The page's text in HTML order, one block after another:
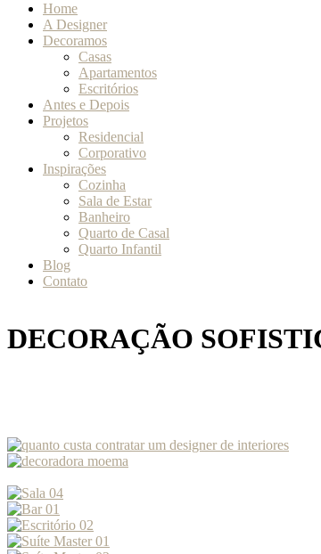
Home
A Designer
Decoramos
Casas
Apartamentos
Escritórios
Antes e Depois
Projetos
Residencial
Corporativo
Inspirações
Cozinha
Sala de Estar
Banheiro
Quarto de Casal
Quarto Infantil
Blog
Contato
DECORAÇÃO